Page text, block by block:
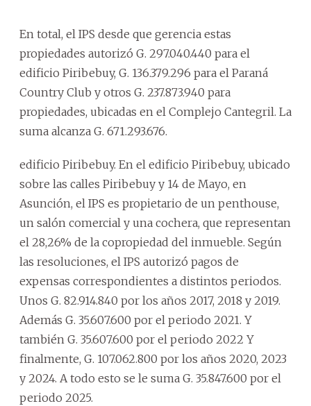
En total, el IPS desde que gerencia estas
propiedades autorizó G. 297.040.440 para el
edificio Piribebuy, G. 136.379.296 para el Paraná
Country Club y otros G. 237.873.940 para
propiedades, ubicadas en el Complejo Cantegril. La
suma alcanza G. 671.293.676.
edificio Piribebuy. En el edificio Piribebuy, ubicado
sobre las calles Piribebuy y 14 de Mayo, en
Asunción, el IPS es propietario de un penthouse,
un salón comercial y una cochera, que representan
el 28,26% de la copropiedad del inmueble. Según
las resoluciones, el IPS autorizó pagos de
expensas correspondientes a distintos periodos.
Unos G. 82.914.840 por los años 2017, 2018 y 2019.
Además G. 35.607.600 por el periodo 2021. Y
también G. 35.607.600 por el periodo 2022 Y
finalmente, G. 107.062.800 por los años 2020, 2023
y 2024. A todo esto se le suma G. 35.847.600 por el
periodo 2025.